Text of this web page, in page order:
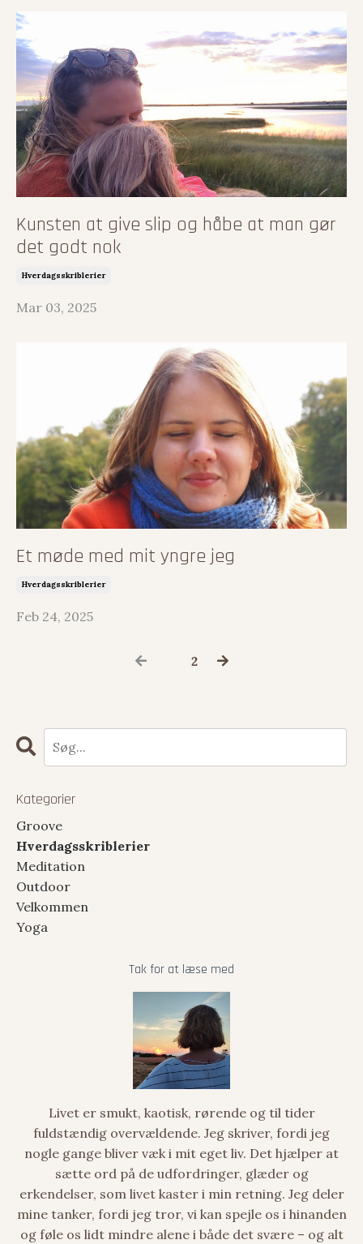
Kunsten at give slip og håbe at man gør
det godt nok
Hverdagsskriblerier
Mar 03, 2025
Et møde med mit yngre jeg
Hverdagsskriblerier
Feb 24, 2025
2
Kategorier
Groove
Hverdagsskriblerier
Meditation
Outdoor
Velkommen
Yoga
Tak for at læse med
Livet er smukt, kaotisk, rørende og til tider
fuldstændig overvældende. Jeg skriver, fordi jeg
nogle gange bliver væk i mit eget liv. Det hjælper at
sætte ord på de udfordringer, glæder og
erkendelser, som livet kaster i min retning. Jeg deler
mine tanker, fordi jeg tror, vi kan spejle os i hinanden
og føle os lidt mindre alene i både det svære – og alt